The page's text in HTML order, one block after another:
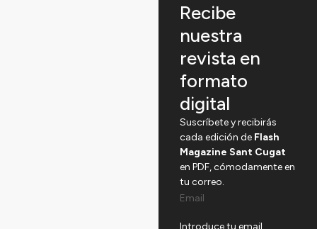
Recibe
nuestra
revista en
formato
digital
Suscríbete y recibirás
cada edición de Flash
Magazine Sant Cugat
en PDF, cómodamente en
tu correo.
Email